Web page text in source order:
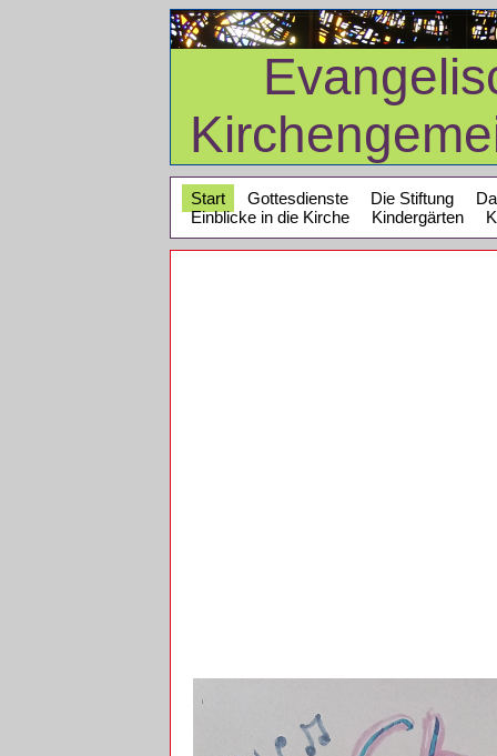
Start Gottesdienste Die Stiftung
Einblicke in die Kirche
Kindergärten